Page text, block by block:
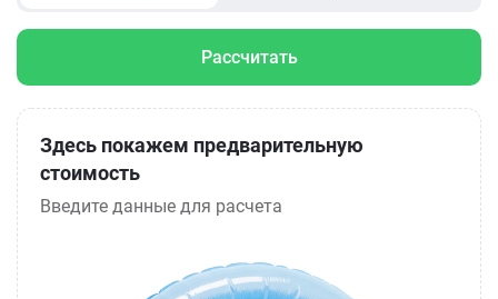
Рассчитать
Здесь покажем предварительную
стоимость
Введите данные для расчета